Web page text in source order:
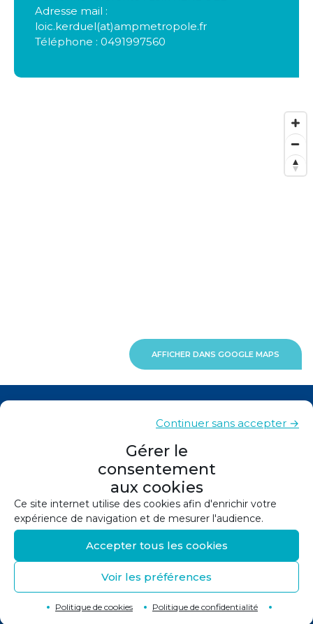
Gérer le
consentement
aux cookies
Ce site internet utilise des cookies afin d'enrichir votre
expérience de navigation et de mesurer l'audience.
Accepter tous les cookies
Continuer sans accepter →
Voir les préférences
Politique de cookies Politique de confidentialité
Adresse mail :
loic.kerduel(at)ampmetropole.fr
Téléphone : 0491997560
AFFICHER DANS GOOGLE MAPS
Mentions légales
Politique de confidentialité
Politique de cookies (UE)
Conception et réalisation :Canopée
Retour en haut de page↑